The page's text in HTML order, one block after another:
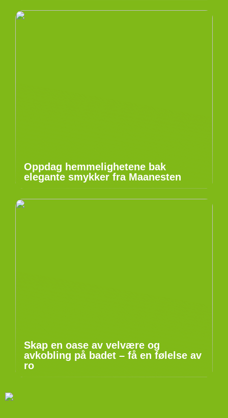
Oppdag hemmelighetene bak
elegante smykker fra Maanesten
Skap en oase av velvære og
avkobling på badet – få en følelse av
ro